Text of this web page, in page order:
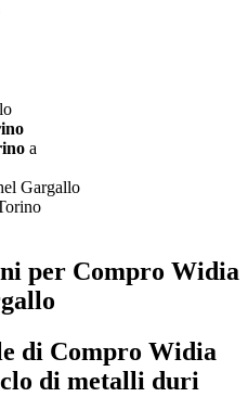
a
Gargallo
per Compro Widia
di Compro Widia
di metalli duri